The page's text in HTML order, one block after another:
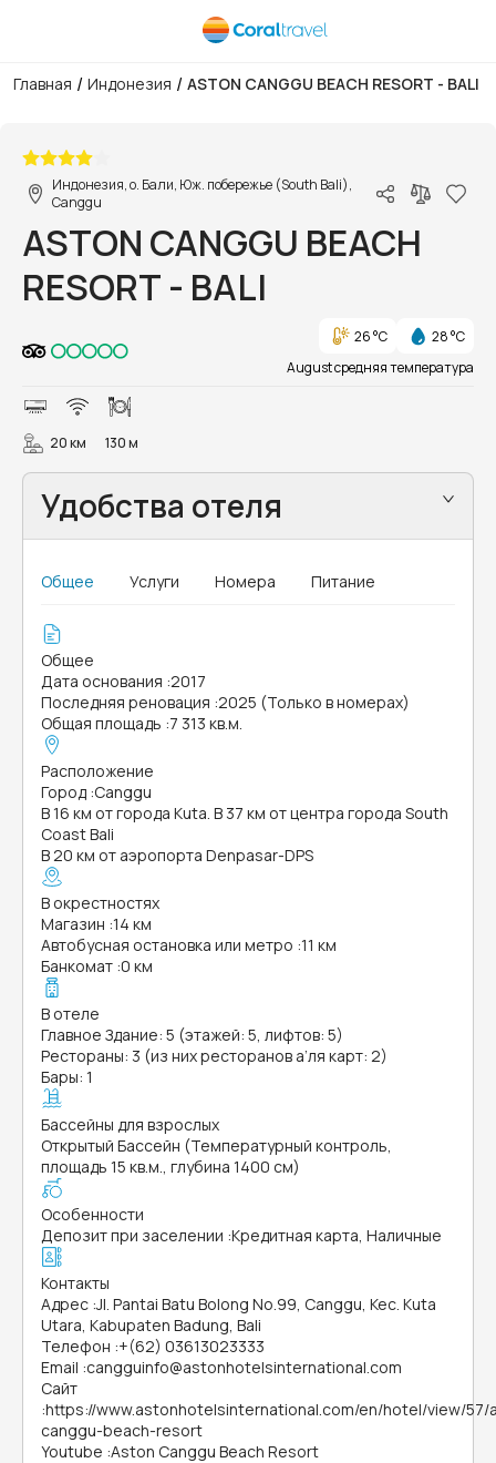
Главная / Индонезия / ASTON CANGGU BEACH RESORT - BALI
Индонезия, о. Бали, Юж. побережье (South Bali),
Canggu
ASTON CANGGU BEACH
RESORT - BALI
26 °C
28 °C
August средняя температура
20 км 130 м
Удобства отеля
Общее Услуги Номера Питание
Общее
Дата основания :2017
Последняя реновация :2025 (Только в номерах)
Общая площадь :7 313 кв.м.
Расположение
Город :Canggu
В 16 км от города Kuta. В 37 км от центра города South
Coast Bali
В 20 км от аэропорта Denpasar-DPS
В окрестностях
Магазин :14 км
Автобусная остановка или метро :11 км
Банкомат :0 км
В отеле
Главное Здание: 5 (этажей: 5, лифтов: 5)
Рестораны: 3 (из них ресторанов а’ля карт: 2)
Бары: 1
Бассейны для взрослых
Открытый Бассейн (Температурный контроль,
площадь 15 кв.м., глубина 1400 см)
Особенности
Депозит при заселении :Кредитная карта, Наличные
Контакты
Адрес :Jl. Pantai Batu Bolong No.99, Canggu, Kec. Kuta
Utara, Kabupaten Badung, Bali
Телефон :+(62) 03613023333
Email :cangguinfo@astonhotelsinternational.com
Сайт
:https://www.astonhotelsinternational.com/en/hotel/view/57/
canggu-beach-resort
Youtube :Aston Canggu Beach Resort